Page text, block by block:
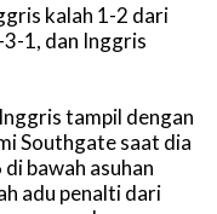
kalah 1-2 dari
1, dan Inggris
tampil dengan
Southgate saat dia
bawah asuhan
adu penalti dari